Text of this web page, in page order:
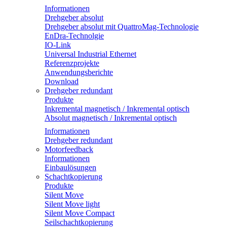
Informationen
Drehgeber absolut
Drehgeber absolut mit QuattroMag-Technologie
EnDra-Technolgie
IO-Link
Universal Industrial Ethernet
Referenzprojekte
Anwendungsberichte
Download
Drehgeber redundant
Produkte
Inkremental magnetisch / Inkremental optisch
Absolut magnetisch / Inkremental optisch
Informationen
Drehgeber redundant
Motorfeedback
Informationen
Einbaulösungen
Schachtkopierung
Produkte
Silent Move
Silent Move light
Silent Move Compact
Seilschachtkopierung